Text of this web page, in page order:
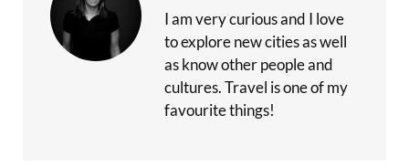
I am very curious and I love
to explore new cities as well
as know other people and
cultures. Travel is one of my
favourite things!